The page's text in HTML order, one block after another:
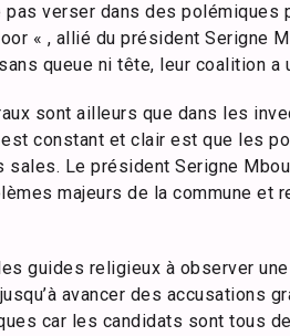
verser dans des
« , allié du président Serigne
queue ni tête, leur coalition a
sont ailleurs que dans les
constant et clair est que les
sales. Le président Serigne
majeurs de la commune et
guides religieux à observer
avancer des
car les candidats sont tous